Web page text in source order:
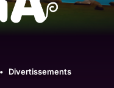
Divertissements